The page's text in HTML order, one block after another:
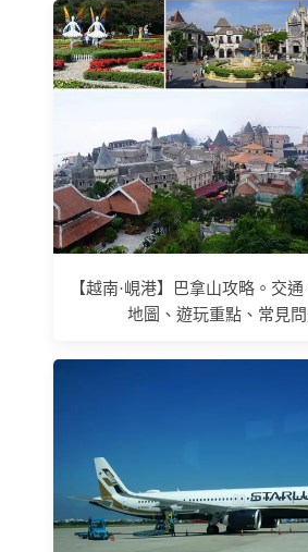
【越南·峴港】巴拿山攻略。交
地圖、遊玩重點、常見